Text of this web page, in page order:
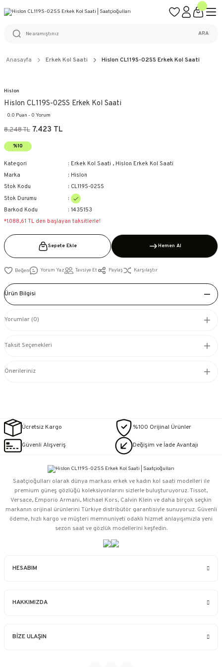
%100 ORİJİNAL ÜRÜN GARANTİSİ
ARA
Anasayfa Erkek Kol Saati Hislon CL119S-02SS Erkek Kol Saati
Hislon
Hislon CL119S-02SS Erkek Kol Saati
0.0 Puan - 0 Yorum
8.248 TL 7.423 TL
%10
Kategori Erkek Kol Saati , Hislon Erkek Kol Saati
Marka
Hislon
Stok Kodu
CL119S-02SS
Stok Durumu
Barkod Kodu
1435153
*1.088,61 TL den başlayan taksitlerle!
Sepete Ekle Hemen Al
Yorum Yaz Tavsiye Et Paylaş Karşılaştır
Ürün Bilgisi
Yorumlar (0)
Taksit Seçenekleri
Önerileriniz
Ücretsiz Kargo %100 Orijinal Ürünler
Güvenli Alışveriş Değişim ve İade Avantajı
HESABIM
HAKKIMIZDA
BİZE ULAŞIN
Saatçioğulları⁠ olarak dünya markası erkek ve kadın kol saati modelleri ile
premium güneş gözlüğü koleksiyonlarını sizlerle buluşturuyoruz. Tissot,
Versace, Emporio Armani, Michael Kors, Calvin Klein ve daha birçok seçkin
markanın orijinal ürünlerini Türkiye distribütör garantisiyle sunuyoruz. Güvenli
ödeme, hızlı kargo ve müşteri memnuniyeti odaklı hizmet anlayışımızla yeni
sezon saat ve gözlük modellerini keşfedin.